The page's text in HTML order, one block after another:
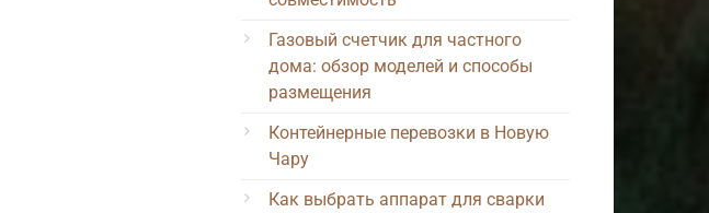
Газовый счетчик для частного
дома: обзор моделей и способы
размещения
Контейнерные перевозки в Новую
Чару
Как выбрать аппарат для сварки